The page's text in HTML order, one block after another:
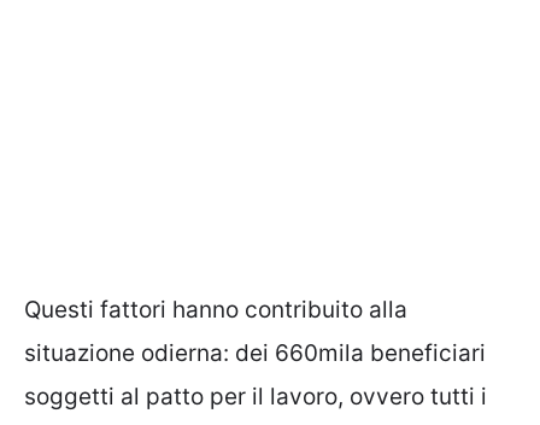
Questi fattori hanno contribuito alla
situazione odierna: dei 660mila beneficiari
soggetti al patto per il lavoro, ovvero tutti i